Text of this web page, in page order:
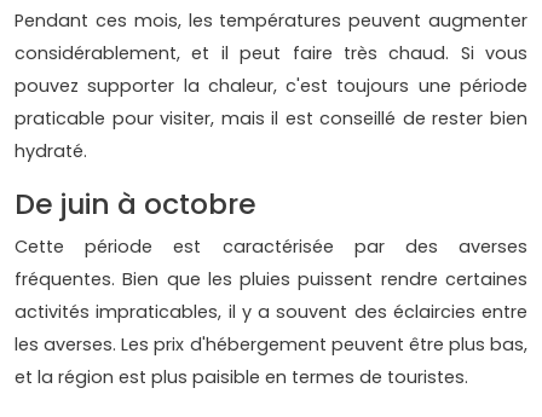
Pendant ces mois, les températures peuvent augmenter
considérablement, et il peut faire très chaud. Si vous
pouvez supporter la chaleur, c'est toujours une période
praticable pour visiter, mais il est conseillé de rester bien
hydraté.
De juin à octobre
Cette période est caractérisée par des averses
fréquentes. Bien que les pluies puissent rendre certaines
activités impraticables, il y a souvent des éclaircies entre
les averses. Les prix d'hébergement peuvent être plus bas,
et la région est plus paisible en termes de touristes.